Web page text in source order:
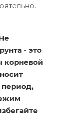
- это
корневой
период,